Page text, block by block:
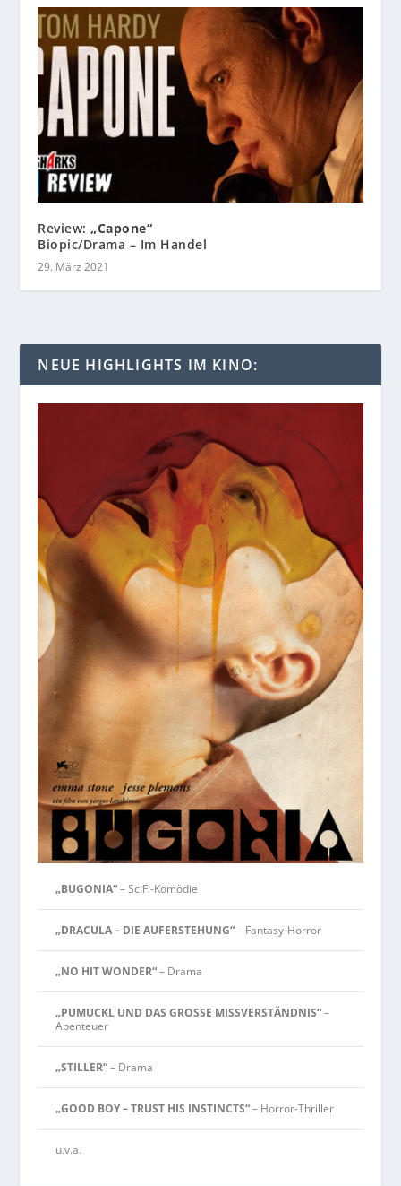
Review: „Capone“
Biopic/Drama – Im Handel
29. März 2021
NEUE HIGHLIGHTS IM KINO:
„BUGONIA“– SciFi-Komödie
„DRACULA – DIE AUFERSTEHUNG“– Fantasy-Horror
„NO HIT WONDER“– Drama
„PUMUCKL UND DAS GROSSE MISSVERSTÄNDNIS“–
Abenteuer
„STILLER“– Drama
„GOOD BOY – TRUST HIS INSTINCTS“– Horror-Thriller
u.v.a.